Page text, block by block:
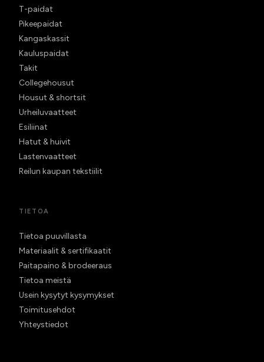
T-paidat
Pikeepaidat
Kangaskassit
Kauluspaidat
Takit
Collegehousut
Housut & shortsit
Urheiluvaatteet
Esiliinat
Hatut & huivit
Lastenvaatteet
Reilun kaupan tekstiilit
TIETOA
Tietoa puuvillasta
Materiaalit & sertifikaatit
Paitapaino & brodeeraus
Tietoa meistä
Usein kysytyt kysymykset
Toimitusehdot
Yhteystiedot